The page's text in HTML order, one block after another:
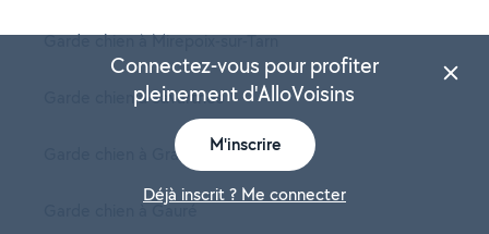
Garde chien à Mirepoix-sur-Tarn
Garde chien à Savarthès
Garde chien à Grazac
Garde chien à Gauré
Connectez-vous pour profiter
pleinement d'AlloVoisins
M'inscrire
Déjà inscrit ? Me connecter